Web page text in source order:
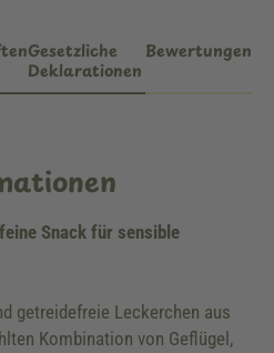
Gesetzliche
Deklarationen
Bewertungen
Snack für sensible
getreidefreie Leckerchen aus
Kombination von Geflügel,